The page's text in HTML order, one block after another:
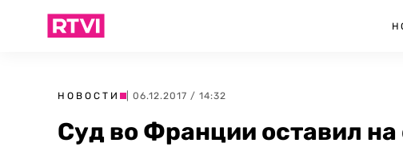
НОВОСТИ | 06.12.2017 / 14:32
Суд во Франции оставил